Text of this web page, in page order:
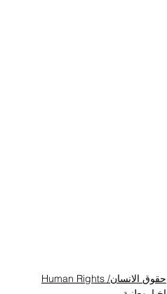
حقوق الانسان/ Human Rights